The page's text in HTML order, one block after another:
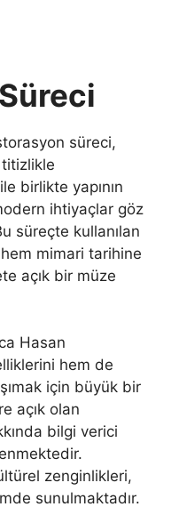
süreci,
titizlikle
birlikte yapının
ihtiyaçlar göz
süreçte kullanılan
mimari tarihine
açık bir müze
Hasan
hem de
için büyük bir
açık olan
bilgi verici
zenginlikleri,
sunulmaktadır.